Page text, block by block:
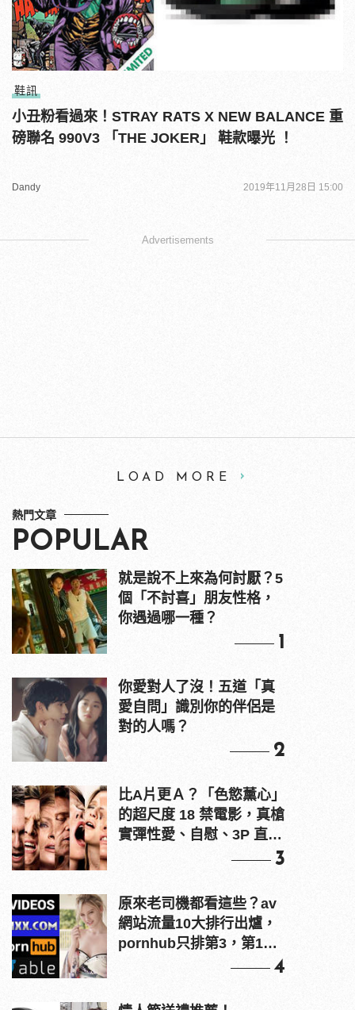
鞋訊
小丑粉看過來！STRAY RATS X NEW BALANCE 重
磅聯名 990V3 「THE JOKER」 鞋款曝光 ！
Dandy 2019年11月28日 15:00
Advertisements
LOAD MORE
熱門文章
POPULAR
就是說不上來為何討厭？5
個「不討喜」朋友性格，
你遇過哪一種？
1
你愛對人了沒！五道「真
愛自問」識別你的伴侶是
對的人嗎？
2
比A片更Ａ？「色慾薰心」
的超尺度 18 禁電影，真槍
實彈性愛、自慰、3P 直接
3
原來老司機都看這些？av
網站流量10大排行出爐，
pornhub只排第3，第1名
4